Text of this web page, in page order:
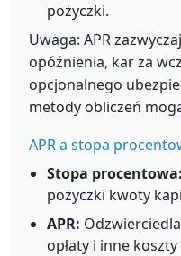
pożyczki.
Uwaga: APR
opóźnienia, kar za
opcjonalnego
metody obliczeń
APR a stopa
Stopa procentowa:
pożyczki kwoty
APR:
opłaty i inne